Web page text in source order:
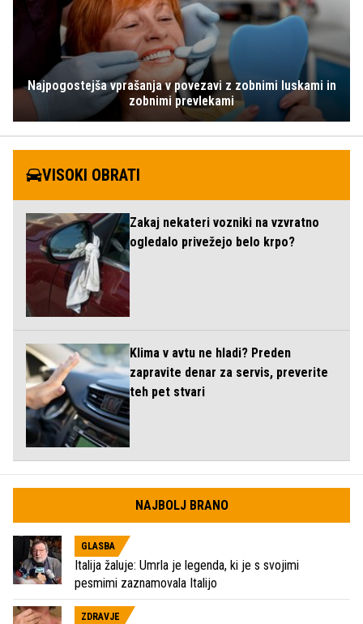
Najpogostejša vprašanja v povezavi z zobnimi luskami in
zobnimi prevlekami
VISOKI OBRATI
Zakaj nekateri vozniki na vzvratno
ogledalo privežejo belo krpo?
Klima v avtu ne hladi? Preden
zapravite denar za servis, preverite
teh pet stvari
NAJBOLJ BRANO
GLASBA
Italija žaluje: Umrla je legenda, ki je s svojimi
pesmimi zaznamovala Italijo
ZDRAVJE